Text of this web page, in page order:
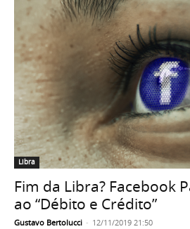
Libra
Fim da Libra? Facebook
ao “Débito e Crédito”
Gustavo Bertolucci - 12/11/2019 21:50